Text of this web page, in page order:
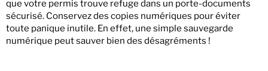
que votre permis trouve refuge dans un porte-documents
sécurisé. Conservez des copies numériques pour éviter
toute panique inutile. En effet, une simple sauvegarde
numérique peut sauver bien des désagréments !